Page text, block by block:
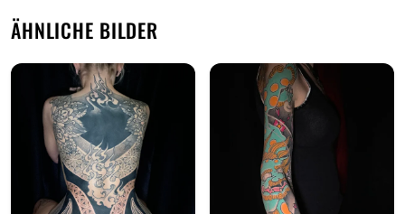
ÄHNLICHE BILDER